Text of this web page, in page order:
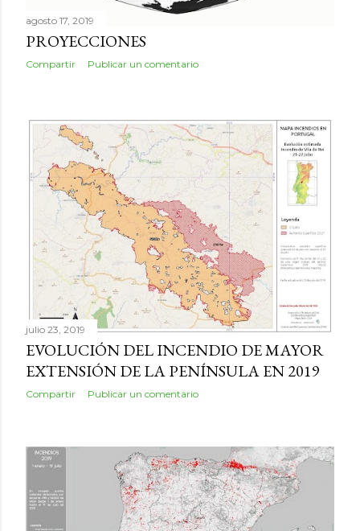
agosto 17, 2019
PROYECCIONES
Compartir Publicar un comentario
julio 23, 2019
EVOLUCIÓN DEL INCENDIO DE MAYOR
EXTENSIÓN DE LA PENÍNSULA EN 2019
Compartir Publicar un comentario